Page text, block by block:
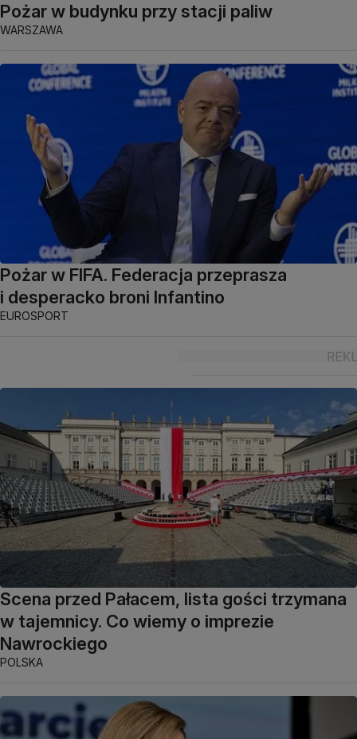
Pożar w budynku przy stacji paliw
WARSZAWA
Pożar w FIFA. Federacja przeprasza
i desperacko broni Infantino
EUROSPORT
Scena przed Pałacem, lista gości trzymana
w tajemnicy. Co wiemy o imprezie
Nawrockiego
POLSKA